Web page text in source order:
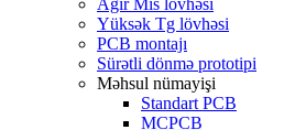
Ağır Mis lövhəsi
Yüksək Tg lövhəsi
PCB montajı
Sürətli dönmə prototipi
Məhsul nümayişi
Standart PCB
MCPCB